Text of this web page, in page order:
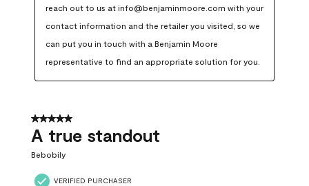
reach out to us at info@benjaminmoore.com with your
contact information and the retailer you visited, so we
can put you in touch with a Benjamin Moore
representative to find an appropriate solution for you.
5 out of 5 stars.
A true standout
Bebobily
VERIFIED PURCHASER